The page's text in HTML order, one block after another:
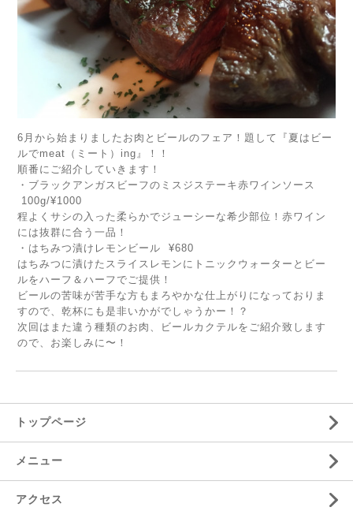
6月から始まりましたお肉とビールのフェア！題して『夏はビー
ルでmeat（ミート）ing』！！
順番にご紹介していきます！
・ブラックアンガスビーフのミスジステーキ赤ワインソース
100g/¥1000
程よくサシの入った柔らかでジューシーな希少部位！赤ワイン
には抜群に合う一品！
・はちみつ漬けレモンビール ¥680
はちみつに漬けたスライスレモンにトニックウォーターとビー
ルをハーフ＆ハーフでご提供！
ビールの苦味が苦手な方もまろやかな仕上がりになっておりま
すので、乾杯にも是非いかがでしゃうかー！？
次回はまた違う種類のお肉、ビールカクテルをご紹介致します
ので、お楽しみに〜！
トップページ
メニュー
アクセス